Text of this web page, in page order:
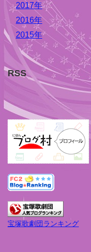
2017年
2016年
2015年
RSS
宝塚歌劇団ランキング